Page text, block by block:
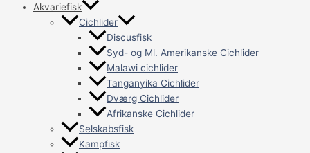
Akvariefisk
Cichlider
Discusfisk
Syd- og Ml. Amerikanske Cichlider
Malawi cichlider
Tanganyika Cichlider
Dværg Cichlider
Afrikanske Cichlider
Selskabsfisk
Kampfisk